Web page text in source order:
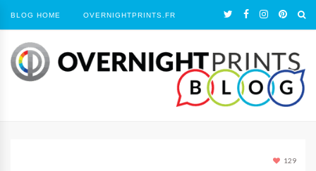
BLOG HOME OVERNIGHTPRINTS.FR
129